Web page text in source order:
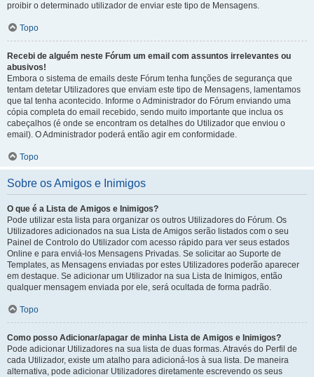
proibir o determinado utilizador de enviar este tipo de Mensagens.
Topo
Recebi de alguém neste Fórum um email com assuntos irrelevantes ou
abusivos!
Embora o sistema de emails deste Fórum tenha funções de segurança que
tentam detetar Utilizadores que enviam este tipo de Mensagens, lamentamos
que tal tenha acontecido. Informe o Administrador do Fórum enviando uma
cópia completa do email recebido, sendo muito importante que inclua os
cabeçalhos (é onde se encontram os detalhes do Utilizador que enviou o
email). O Administrador poderá então agir em conformidade.
Topo
Sobre os Amigos e Inimigos
O que é a Lista de Amigos e Inimigos?
Pode utilizar esta lista para organizar os outros Utilizadores do Fórum. Os
Utilizadores adicionados na sua Lista de Amigos serão listados com o seu
Painel de Controlo do Utilizador com acesso rápido para ver seus estados
Online e para enviá-los Mensagens Privadas. Se solicitar ao Suporte de
Templates, as Mensagens enviadas por estes Utilizadores poderão aparecer
em destaque. Se adicionar um Utilizador na sua Lista de Inimigos, então
qualquer mensagem enviada por ele, será ocultada de forma padrão.
Topo
Como posso Adicionar/apagar de minha Lista de Amigos e Inimigos?
Pode adicionar Utilizadores na sua lista de duas formas. Através do Perfil de
cada Utilizador, existe um atalho para adicioná-los à sua lista. De maneira
alternativa, pode adicionar Utilizadores diretamente escrevendo os seus